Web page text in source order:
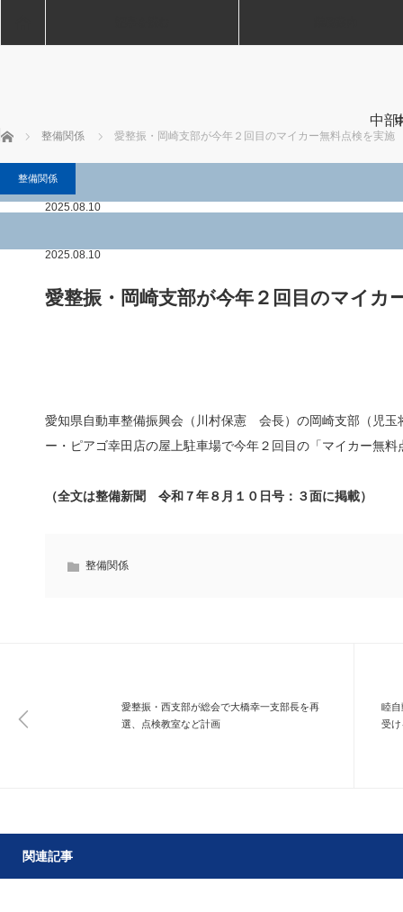
中部
ホーム 整備関係 愛整振・岡崎支部が今年２回目のマイカー無料点検を実施
整備関係
2025.08.10
整備関係
2025.08.10
愛整振・岡崎支部が今年２回目のマイカ
愛知県自動車整備振興会（川村保憲 会長）の岡崎支部（児
ー・ピアゴ幸田店の屋上駐車場で今年２回目の「マイカー無料
（全文は整備新聞 令和７年８月１０日号：３面に掲載）
整備関係
愛整振・西支部が総会で大橋幸一支部長を再
選、点検教室など計画
睦自
受け
関連記事